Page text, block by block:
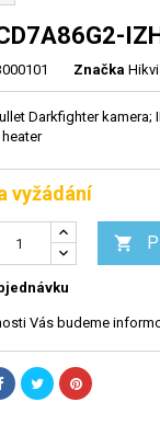
Značka
Darkfighter kamera;
heater
vyžádání

Vás budeme